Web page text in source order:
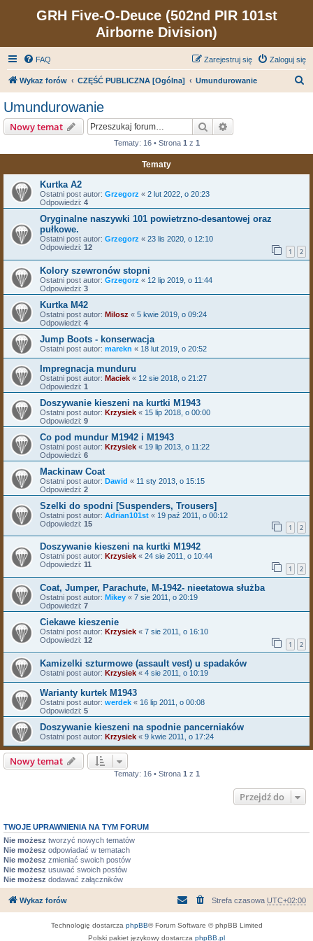
GRH Five-O-Deuce (502nd PIR 101st
Airborne Division)
FAQ Zaloguj się
Zarejestruj się
Wykaz forów CZĘŚĆ PUBLICZNA [Ogólna] Umundurowanie
Umundurowanie
Nowy temat Szukaj
Tematy: 16 • Strona 1 z 1
Tematy
Kurtka A2
Ostatni post autor: Grzegorz « 2 lut 2022, o 20:23
Odpowiedzi: 4
Oryginalne naszywki 101 powietrzno-desantowej oraz
pułkowe.
Ostatni post autor: Grzegorz « 23 lis 2020, o 12:10
Odpowiedzi: 12 1 2
Kolory szewronów stopni
Ostatni post autor: Grzegorz « 12 lip 2019, o 11:44
Odpowiedzi: 3
Kurtka M42
Ostatni post autor: Milosz « 5 kwie 2019, o 09:24
Odpowiedzi: 4
Jump Boots - konserwacja
Ostatni post autor: marekn « 18 lut 2019, o 20:52
Impregnacja munduru
Ostatni post autor: Maciek « 12 sie 2018, o 21:27
Odpowiedzi: 1
Doszywanie kieszeni na kurtki M1943
Ostatni post autor: Krzysiek « 15 lip 2018, o 00:00
Odpowiedzi: 9
Co pod mundur M1942 i M1943
Ostatni post autor: Krzysiek « 19 lip 2013, o 11:22
Odpowiedzi: 6
Mackinaw Coat
Ostatni post autor: Dawid « 11 sty 2013, o 15:15
Odpowiedzi: 2
Szelki do spodni [Suspenders, Trousers]
Ostatni post autor: Adrian101st « 19 paź 2011, o 00:12
Odpowiedzi: 15 1 2
Doszywanie kieszeni na kurtki M1942
Ostatni post autor: Krzysiek « 24 sie 2011, o 10:44
Odpowiedzi: 11 1 2
Coat, Jumper, Parachute, M-1942- nieetatowa służba
Ostatni post autor: Mikey « 7 sie 2011, o 20:19
Odpowiedzi: 7
Ciekawe kieszenie
Ostatni post autor: Krzysiek « 7 sie 2011, o 16:10
Odpowiedzi: 12 1 2
Kamizelki szturmowe (assault vest) u spadaków
Ostatni post autor: Krzysiek « 4 sie 2011, o 10:19
Warianty kurtek M1943
Ostatni post autor: werdek « 16 lip 2011, o 00:08
Odpowiedzi: 5
Doszywanie kieszeni na spodnie pancerniaków
Ostatni post autor: Krzysiek « 9 kwie 2011, o 17:24
Nowy temat
Tematy: 16 • Strona 1 z 1
Przejdź do
TWOJE UPRAWNIENIA NA TYM FORUM
Nie możesz tworzyć nowych tematów
Nie możesz odpowiadać w tematach
Nie możesz zmieniać swoich postów
Nie możesz usuwać swoich postów
Nie możesz dodawać załączników
Wykaz forów Strefa czasowa UTC+02:00
Technologię dostarcza phpBB® Forum Software © phpBB Limited
Polski pakiet językowy dostarcza phpBB.pl